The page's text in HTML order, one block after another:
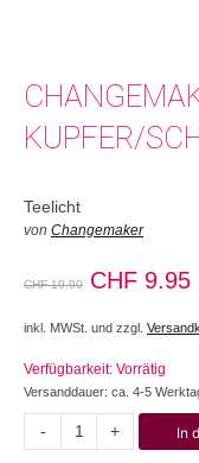
KUPFER/
Teelicht
von Changemaker
CHF19.90
CHF
CHF 9.95
inkl. MWSt. und zzgl.
Verfügbarkeit: Vorrätig
Versanddauer: ca. 4-5
- + In